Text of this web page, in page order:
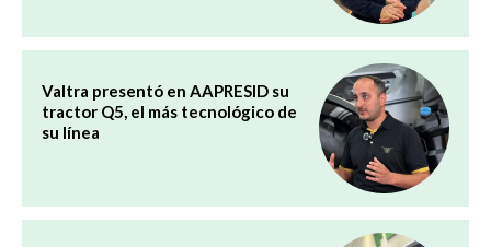
Valtra presentó en AAPRESID su
tractor Q5, el más tecnológico de
su línea